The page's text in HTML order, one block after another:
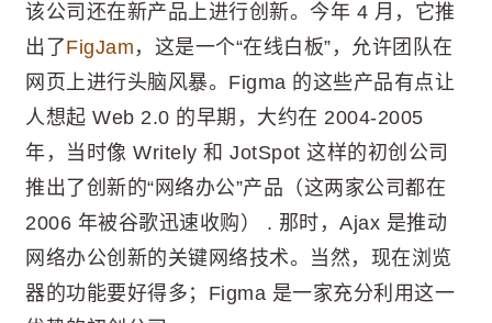
该公司还在新产品上进行创新。今年 4 月，它推
出了FigJam ，这是一个“在线白板”，允许团队在
网页上进行头脑风暴。Figma 的这些产品有点让
人想起 Web 2.0 的早期，大约在 2004-2005
年，当时像 Writely 和 JotSpot 这样的初创公司
推出了创新的“网络办公”产品（这两家公司都在
2006 年被谷歌迅速收购） . 那时，Ajax 是推动
网络办公创新的关键网络技术。当然，现在浏览
器的功能要好得多；Figma 是一家充分利用这一